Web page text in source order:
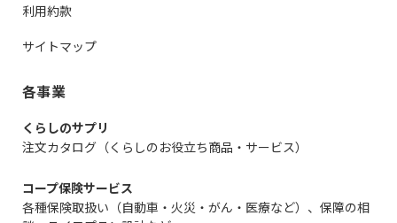
利用約款
サイトマップ
各事業
くらしのサプリ
注文カタログ（くらしのお役立ち商品・サービス）
コープ保険サービス
各種保険取扱い（自動車・火災・がん・医療など）、保障の相